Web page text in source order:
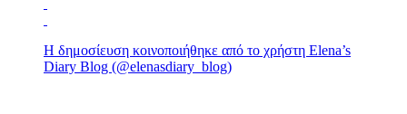
Η δημοσίευση κοινοποιήθηκε από το χρήστη Elena’s
Diary Blog (@elenasdiary_blog)